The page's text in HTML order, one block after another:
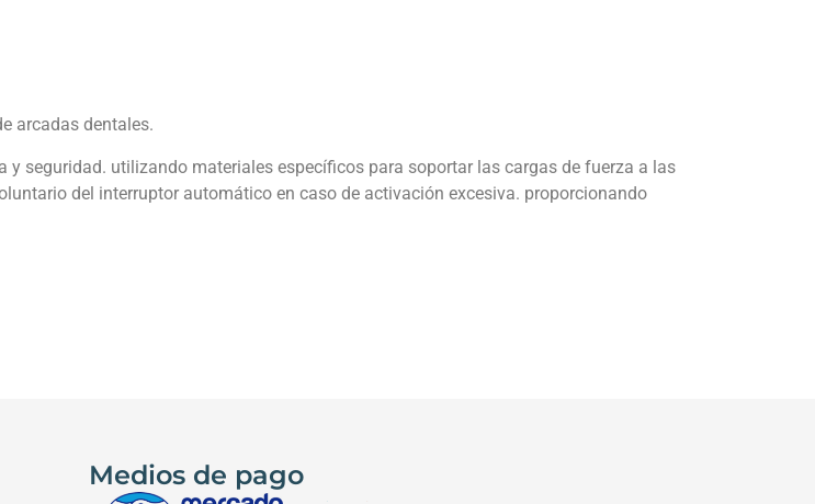
arcadas dentales.
seguridad. utilizando materiales específicos para soportar las cargas de fuerza a las
del interruptor automático en caso de activación excesiva. proporcionando
Medios de pago